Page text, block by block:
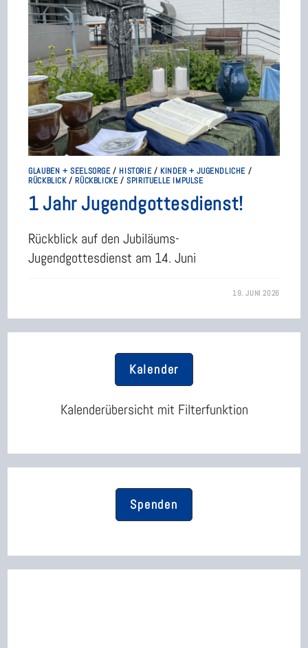
GLAUBEN + SEELSORGE/ HISTORIE/ KINDER + JUGENDLICHE /
RÜCKBLICK/RÜCKBLICKE/SPIRITUELLE IMPULSE
1 Jahr Jugendgottesdienst!
Rückblick auf den Jubiläums-
Jugendgottesdienst am 14. Juni
19. JUNI 2026
Kalender
Kalenderübersicht mit Filterfunktion
Spenden